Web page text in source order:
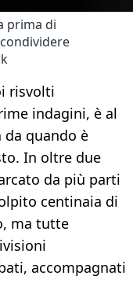
prima di
risvolti
indagini, è al
da quando è
In oltre due
da più parti
centinaia di
ma tutte
accompagnati